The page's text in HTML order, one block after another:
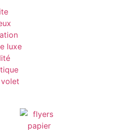
luxe